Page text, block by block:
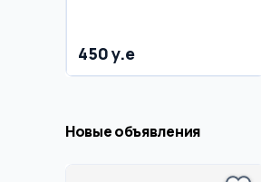
450 y.e
Новые объявления